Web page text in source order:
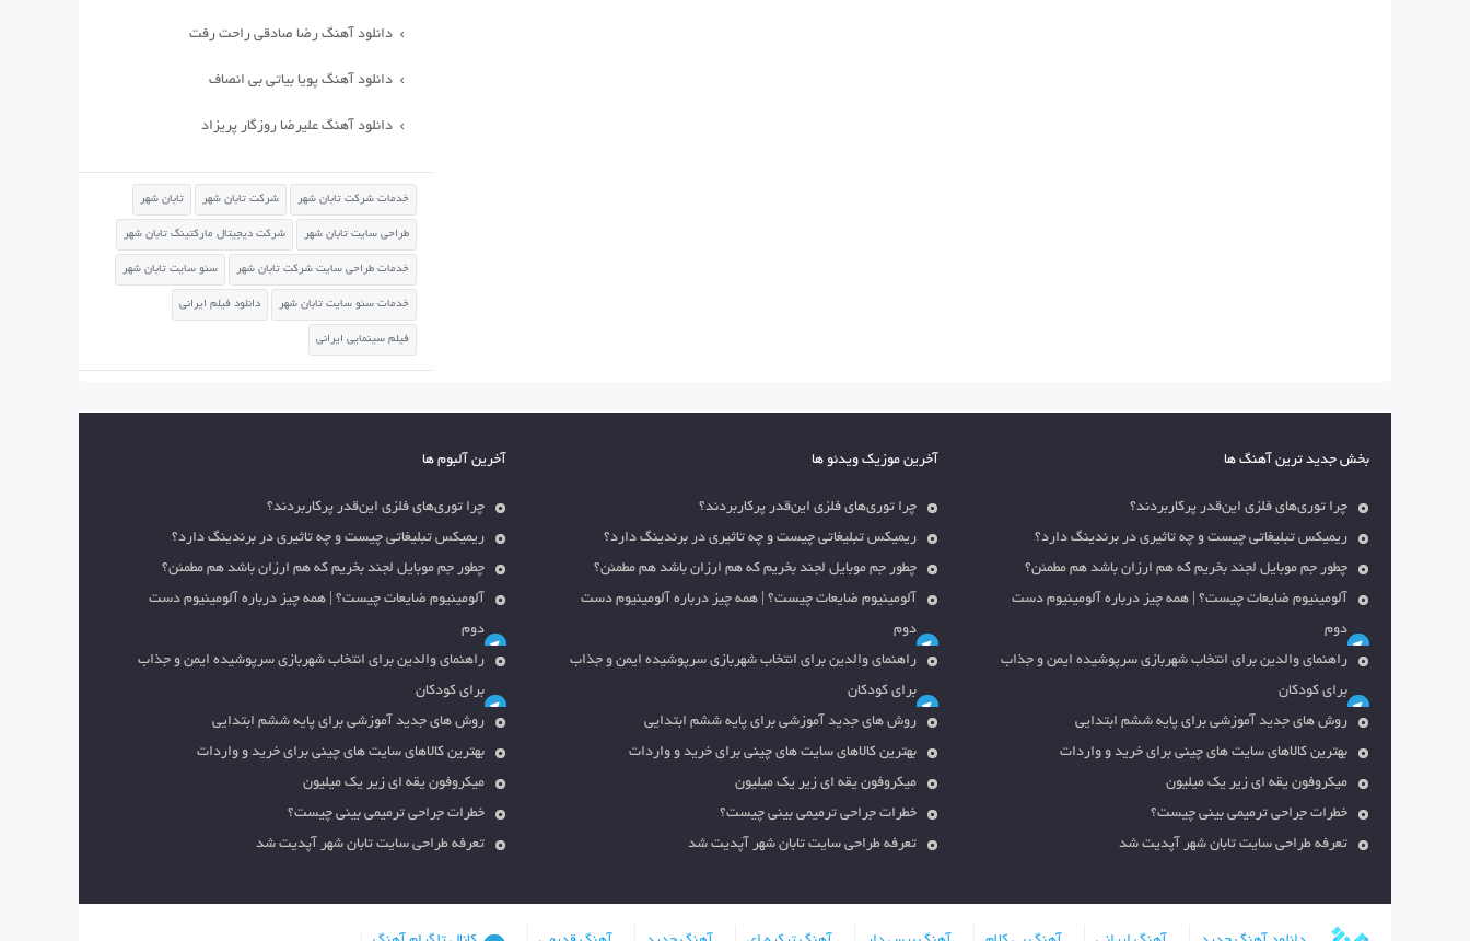
دانلود آهنگ رضا صادقی راحت رفت
دانلود آهنگ پویا بیاتی بی انصاف
دانلود آهنگ علیرضا روزگار پریزاد
خدمات شرکت تابان شهر شرکت تابان شهر تابان شهر
طراحی سایت تابان شهر شرکت دیجیتال مارکتینگ تابان شهر
خدمات طراحی سایت شرکت تابان شهر سئو سایت تابان شهر
خدمات سئو سایت تابان شهر دانلود فیلم ایرانی
فیلم سینمایی ایرانی
بخش جدید ترین آهنگ ها
چرا توری‌های فلزی این‌قدر پرکاربردند؟
ریمیکس تبلیغاتی چیست و چه تاثیری در برندینگ دارد؟
چطور جم موبایل لجند بخریم که هم ارزان باشد هم مطمئن؟
آلومینیوم ضایعات چیست؟ | همه چیز درباره آلومینیوم دست
دوم
راهنمای والدین برای انتخاب شهربازی سرپوشیده ایمن و جذاب
برای کودکان
روش های جدید آموزشی برای پایه ششم ابتدایی
بهترین کالاهای سایت های چینی برای خرید و واردات
میکروفون یقه ای زیر یک میلیون
خطرات جراحی ترمیمی بینی چیست؟
تعرفه طراحی سایت تابان شهر آپدیت شد
آخرین موزیک ویدئو ها
چرا توری‌های فلزی این‌قدر پرکاربردند؟
ریمیکس تبلیغاتی چیست و چه تاثیری در برندینگ دارد؟
چطور جم موبایل لجند بخریم که هم ارزان باشد هم مطمئن؟
آلومینیوم ضایعات چیست؟ | همه چیز درباره آلومینیوم دست
دوم
راهنمای والدین برای انتخاب شهربازی سرپوشیده ایمن و جذاب
برای کودکان
روش های جدید آموزشی برای پایه ششم ابتدایی
بهترین کالاهای سایت های چینی برای خرید و واردات
میکروفون یقه ای زیر یک میلیون
خطرات جراحی ترمیمی بینی چیست؟
تعرفه طراحی سایت تابان شهر آپدیت شد
آخرین آلبوم ها
چرا توری‌های فلزی این‌قدر پرکاربردند؟
ریمیکس تبلیغاتی چیست و چه تاثیری در برندینگ دارد؟
چطور جم موبایل لجند بخریم که هم ارزان باشد هم مطمئن؟
آلومینیوم ضایعات چیست؟ | همه چیز درباره آلومینیوم دست
دوم
راهنمای والدین برای انتخاب شهربازی سرپوشیده ایمن و جذاب
برای کودکان
روش های جدید آموزشی برای پایه ششم ابتدایی
بهترین کالاهای سایت های چینی برای خرید و واردات
میکروفون یقه ای زیر یک میلیون
خطرات جراحی ترمیمی بینی چیست؟
تعرفه طراحی سایت تابان شهر آپدیت شد